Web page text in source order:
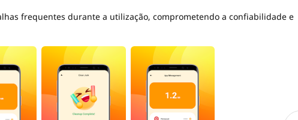
frequentes durante a utilização, comprometendo a confiabilidade e